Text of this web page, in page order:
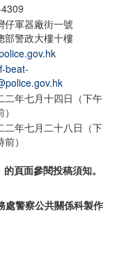
仔軍器廠街一號
部警政大樓十樓
beat-
二年七月十四日（下午
二年七月二十八日（下
）
頁面參閱投稿須知。
處警察公共關係科製作